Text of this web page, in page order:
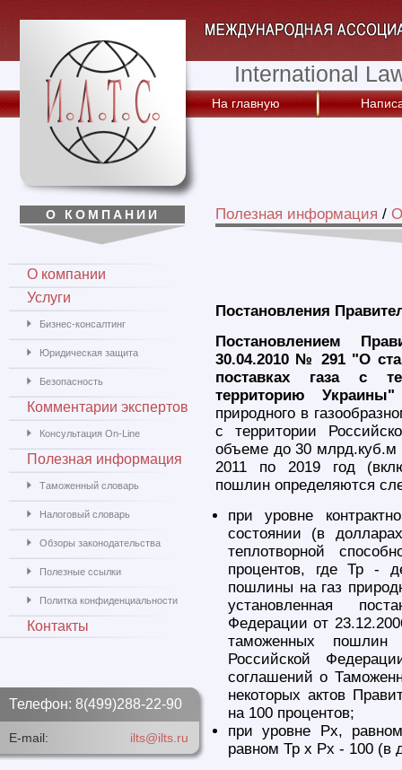
International
На главную
Полезная информация /
Постановления
Постановлением
30.04.2010 № 291 "О
поставках газа с
территорию Украины"
природного в
с территории
объеме до 30 млрд.куб.м
2011 по 2019 год
пошлин определяются
при уровне
состоянии (в
теплотворной
процентов, где Тр -
пошлины на газ
установленная
Федерации от
таможенных
Российской
соглашений о
некоторых актов
на 100 процентов;
при уровне Рх,
равном Тр х Рх - 100
О КОМПАНИИ
О компании
Услуги
Бизнес-консалтинг
Юридическая защита
Безопасность
Комментарии экспертов
Консультация On-Line
Полезная информация
Таможенный словарь
Налоговый словарь
Обзоры законодательства
Полезные ссылки
Политка конфиденциальности
Контакты
Телефон: 8(499)288-22-90
E-mail: ilts@ilts.ru